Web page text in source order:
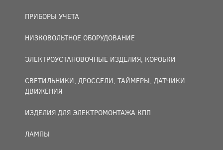
ПРИБОРЫ УЧЕТА
НИЗКОВОЛЬТНОЕ ОБОРУДОВАНИЕ
ЭЛЕКТРОУСТАНОВОЧНЫЕ ИЗДЕЛИЯ, КОРОБКИ
СВЕТИЛЬНИКИ, ДРОССЕЛИ, ТАЙМЕРЫ, ДАТЧИКИ
ДВИЖЕНИЯ
ИЗДЕЛИЯ ДЛЯ ЭЛЕКТРОМОНТАЖА КПП
ЛАМПЫ